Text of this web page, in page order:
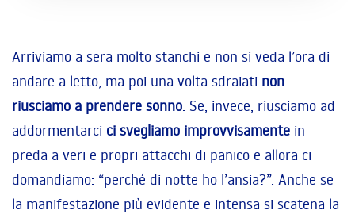
Arriviamo a sera molto stanchi e non si veda l’ora di
andare a letto, ma poi una volta sdraiati non
riusciamo a prendere sonno. Se, invece, riusciamo ad
addormentarci ci svegliamo improvvisamente in
preda a veri e propri attacchi di panico e allora ci
domandiamo: “perché di notte ho l’ansia?”. Anche se
la manifestazione più evidente e intensa si scatena la